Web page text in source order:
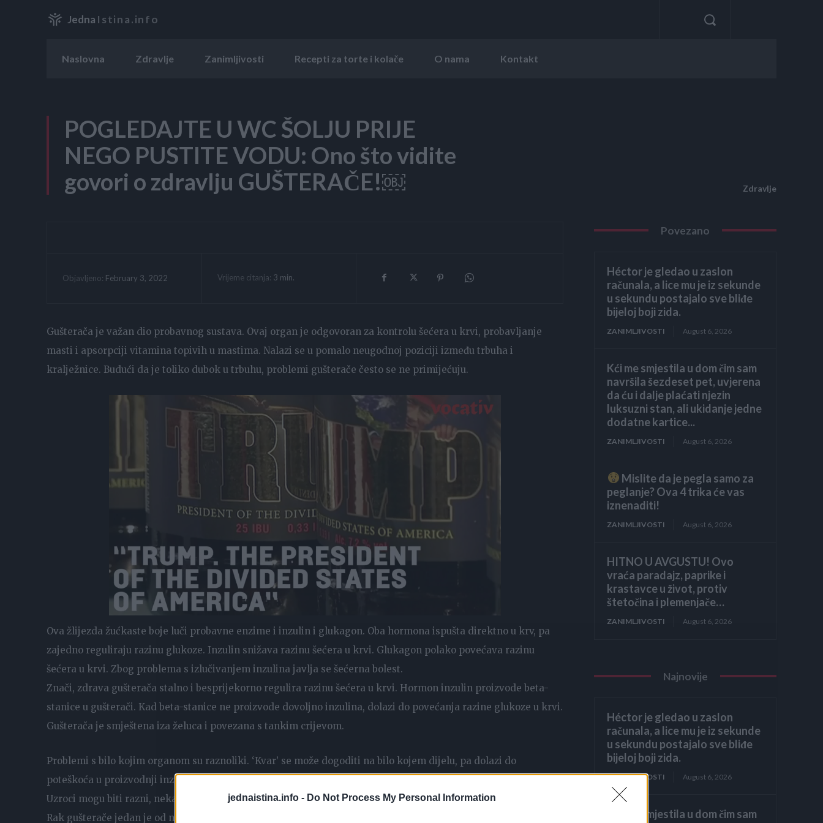
jednaistina.info - Do Not Process My Personal Information
Jedna Istina.info
Naslovna Zdravlje Zanimljivosti Recepti za torte i kolače O nama Kontakt
POGLEDAJTE U WC ŠOLJU PRIJE
NEGO PUSTITE VODU: Ono što vidite
govori o zdravlju GUŠTERAČE!￼
Zdravlje
Objavljeno: February 3, 2022 Vrijeme citanja: 3 min.
Gušterača je važan dio probavnog sustava. Ovaj organ je odgovoran za kontrolu šećera u krvi, probavljanje
masti i apsorpciji vitamina topivih u mastima. Nalazi se u pomalo neugodnoj poziciji između trbuha i
kralježnice. Budući da je toliko dubok u trbuhu, problemi gušterače često se ne primijećuju.
Ova žlijezda žućkaste boje luči probavne enzime i inzulin i glukagon. Oba hormona ispušta direktno u krv, pa
zajedno reguliraju razinu glukoze. Inzulin snižava razinu šećera u krvi. Glukagon polako povećava razinu
šećera u krvi. Zbog problema s izlučivanjem inzulina javlja se šećerna bolest.
Znači, zdrava gušterača stalno i besprijekorno regulira razinu šećera u krvi. Hormon inzulin proizvode beta-
stanice u gušterači. Kad beta-stanice ne proizvode dovoljno inzulina, dolazi do povećanja razine glukoze u krvi.
Gušterača je smještena iza želuca i povezana s tankim crijevom.
Problemi s bilo kojim organom su raznoliki. ‘Kvar’ se može dogoditi na bilo kojem dijelu, pa dolazi do
poteškoća u proizvodnji inzulina, upale gušterače, povećanja organa, pojave cista.
Uzroci mogu biti razni, nekad i nasljedni.
Rak gušterače jedan je od najsmrtonosnijih. Teško ga je dijagnosticirati u ranoj fazi. U prosjeku 4 posto
Povezano
Héctor je gledao u zaslon
računala, a lice mu je iz sekunde
u sekundu postajalo sve bliđe
bijeloj boji zida.
ZANIMLJIVOSTI August 6, 2026
Kći me smjestila u dom čim sam
navršila šezdeset pet, uvjerena
da ću i dalje plaćati njezin
luksuzni stan, ali ukidanje jedne
dodatne kartice...
ZANIMLJIVOSTI August 6, 2026
Mislite da je pegla samo za
peglanje? Ova 4 trika će vas
iznenaditi!
ZANIMLJIVOSTI August 6, 2026
HITNO U AVGUSTU! Ovo
vraća paradajz, paprike i
krastavce u život, protiv
štetočina i plemenjače…
ZANIMLJIVOSTI August 6, 2026
Najnovije
Héctor je gledao u zaslon
računala, a lice mu je iz sekunde
u sekundu postajalo sve bliđe
bijeloj boji zida.
ZANIMLJIVOSTI August 6, 2026
Kći me smjestila u dom čim sam